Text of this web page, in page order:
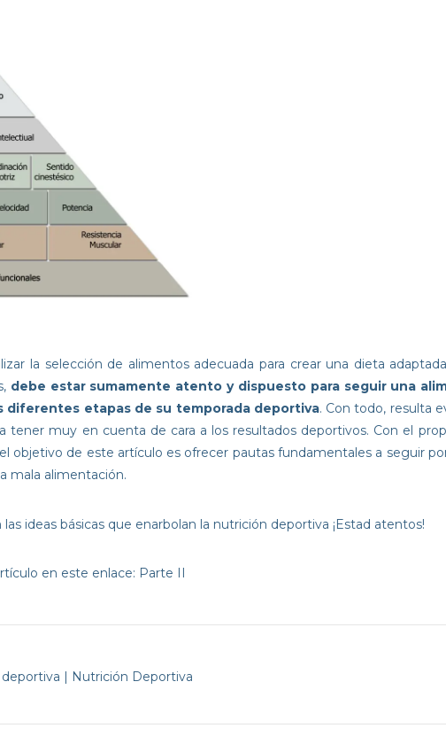
la selección de alimentos adecuada para crear una dieta
debe estar sumamente atento y dispuesto para seguir una
diferentes etapas de su temporada deportiva. Con todo, resulta
tener muy en cuenta de cara a los resultados deportivos. Con el
objetivo de este artículo es ofrecer pautas fundamentales a seguir
mala alimentación.
ideas básicas que enarbolan la nutrición deportiva ¡Estad atentos!
en este enlace: Parte II
| Nutrición Deportiva